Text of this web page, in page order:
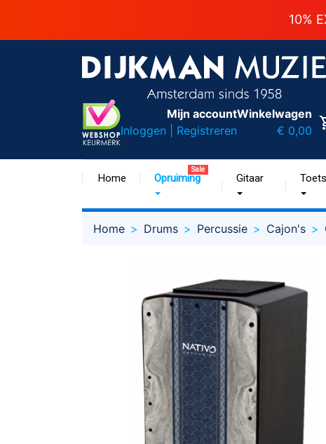
10%
Mijn account
Inloggen | Registreren
Winkelwagen
€ 0,00
Home Opruiming
Sale
Gitaar
Home Drums Percussie Cajon's